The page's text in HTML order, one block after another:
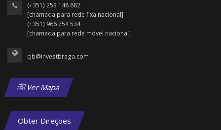
(+351) 253 148 682
[chamada para rede fixa nacional]
(+351) 966 754 534
[chamada para rede móvel nacional]
cjb@investbraga.com
Ver Mapa
Obter Direções